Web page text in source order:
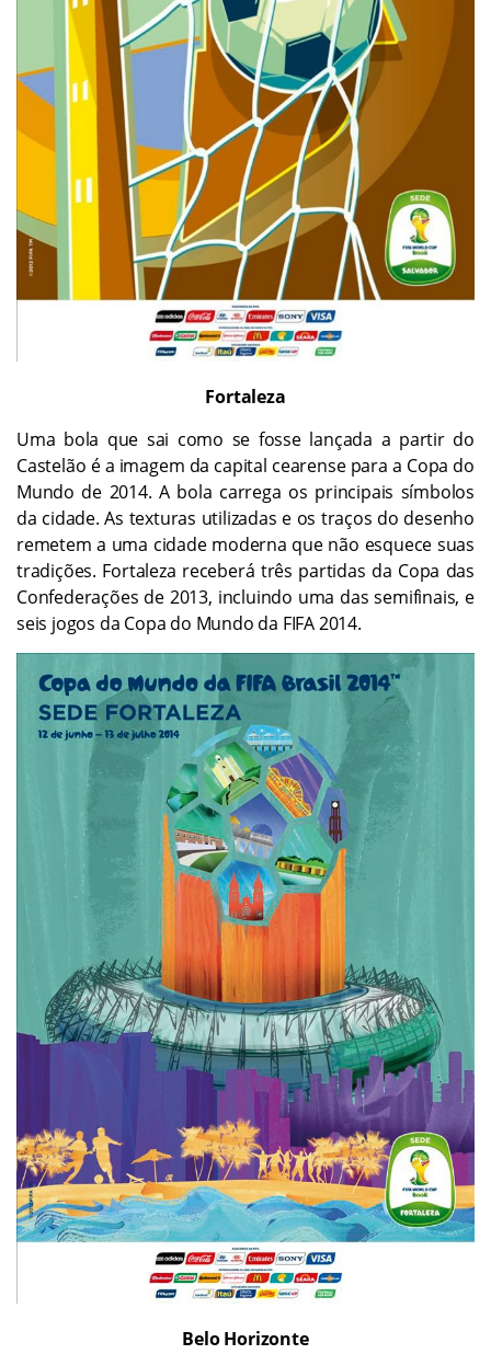
Fortaleza
Uma bola que sai como se fosse lançada a partir do
Castelão é a imagem da capital cearense para a Copa do
Mundo de 2014. A bola carrega os principais símbolos
da cidade. As texturas utilizadas e os traços do desenho
remetem a uma cidade moderna que não esquece suas
tradições. Fortaleza receberá três partidas da Copa das
Confederações de 2013, incluindo uma das semifinais, e
seis jogos da Copa do Mundo da FIFA 2014.
Belo Horizonte